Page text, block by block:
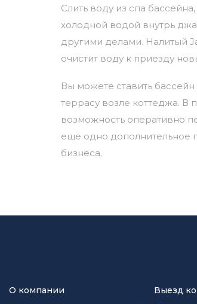
Слить воду из спа
холодной водой внутрь
другими делами. Налитый
очистит воду к приезду
Вы можете ставить
террасу возле коттеджа. В
возможность оперативно
еще одно дополнительное
бизнеса.
О компании
Выезд